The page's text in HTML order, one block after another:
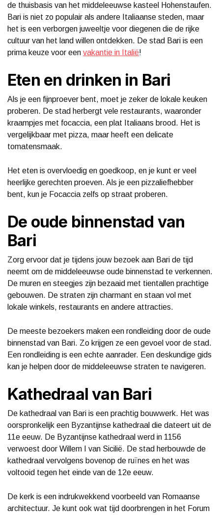
de thuisbasis van het middeleeuwse kasteel Hohenstaufen.
Bari is niet zo populair als andere Italiaanse steden, maar
het is een verborgen juweeltje voor diegenen die de rijke
cultuur van het land willen ontdekken. De stad Bari is een
prima keuze voor een vakantie in Italië!
Eten en drinken in Bari
Als je een fijnproever bent, moet je zeker de lokale keuken
proberen. De stad herbergt vele restaurants, waaronder
kraampjes met focaccia, een plat Italiaans brood. Het is
vergelijkbaar met pizza, maar heeft een delicate
tomatensmaak.
Het eten is overvloedig en goedkoop, en je kunt er veel
heerlijke gerechten proeven. Als je een pizzaliefhebber
bent, kun je Focaccia zelfs op straat proberen.
De oude binnenstad van
Bari
Zorg ervoor dat je tijdens jouw bezoek aan Bari de tijd
neemt om de middeleeuwse oude binnenstad te verkennen.
De muren en steegjes zijn bezaaid met tientallen prachtige
gebouwen. De straten zijn charmant en staan vol met
lokale winkels, restaurants en andere attracties.
De meeste bezoekers maken een rondleiding door de oude
binnenstad van Bari. Zo krijgen ze een gevoel voor de stad.
Een rondleiding is een echte aanrader. Een deskundige gids
kan je helpen door de middeleeuwse straten te navigeren.
Kathedraal van Bari
De kathedraal van Bari is een prachtig bouwwerk. Het was
oorspronkelijk een Byzantijnse kathedraal die dateert uit de
11e eeuw. De Byzantijnse kathedraal werd in 1156
verwoest door Willem I van Sicilië. De stad herbouwde de
kathedraal vervolgens bovenop de ruïnes en het was
voltooid tegen het einde van de 12e eeuw.
De kerk is een indrukwekkend voorbeeld van Romaanse
architectuur. Je kunt ook wat tijd doorbrengen in het Forum